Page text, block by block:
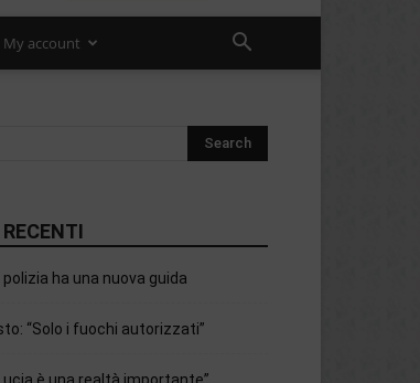
My account
polizia ha una nuova guida
“Solo i fuochi autorizzati”